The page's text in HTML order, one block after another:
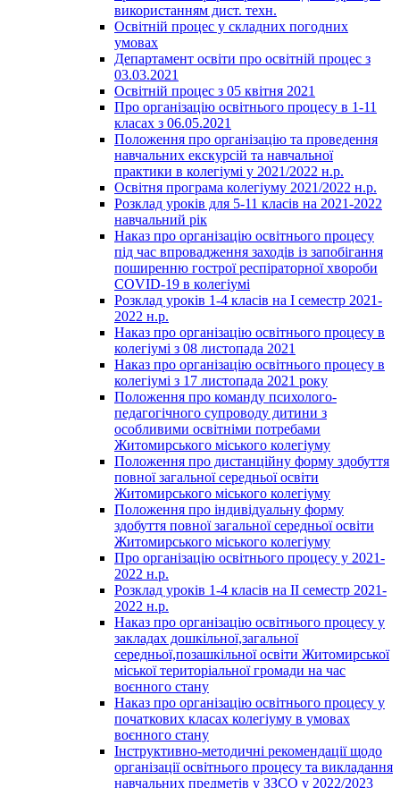
використанням дист. техн.
Освітній процес у складних погодних
умовах
Департамент освіти про освітній процес з
03.03.2021
Освітній процес з 05 квітня 2021
Про організацію освітнього процесу в 1-11
класах з 06.05.2021
Положення про організацію та проведення
навчальних екскурсій та навчальної
практики в колегіумі у 2021/2022 н.р.
Освітня програма колегіуму 2021/2022 н.р.
Розклад уроків для 5-11 класів на 2021-2022
навчальний рік
Наказ про організацію освітнього процесу
під час впровадження заходів із запобігання
поширенню гострої респіраторної хвороби
COVID-19 в колегіумі
Розклад уроків 1-4 класів на І семестр 2021-
2022 н.р.
Наказ про організацію освітнього процесу в
колегіумі з 08 листопада 2021
Наказ про організацію освітнього процесу в
колегіумі з 17 листопада 2021 року
Положення про команду психолого-
педагогічного супроводу дитини з
особливими освітніми потребами
Житомирського міського колегіуму
Положення про дистанційну форму здобуття
повної загальної середньої освіти
Житомирського міського колегіуму
Положення про індивідуальну форму
здобуття повної загальної середньої освіти
Житомирського міського колегіуму
Про організацію освітнього процесу у 2021-
2022 н.р.
Розклад уроків 1-4 класів на ІІ семестр 2021-
2022 н.р.
Наказ про організацію освітнього процесу у
закладах дошкільної,загальної
середньої,позашкільної освіти Житомирської
міської територіальної громади на час
воєнного стану
Наказ про організацію освітнього процесу у
початкових класах колегіуму в умовах
воєнного стану
Інструктивно-методичні рекомендації щодо
організації освітнього процесу та викладання
навчальних предметів у ЗЗСО у 2022/2023